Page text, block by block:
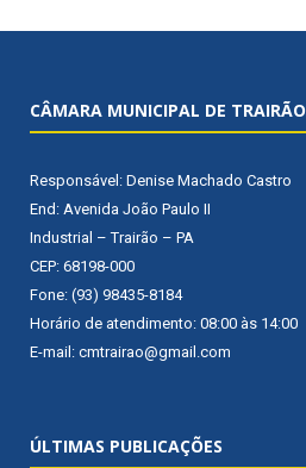
CÂMARA MUNICIPAL DE TRAIRÃO
Responsável: Denise Machado Castro
End: Avenida João Paulo II
Industrial – Trairão – PA
CEP: 68198-000
Fone: (93) 98435-8184
Horário de atendimento: 08:00 às 14:00
E-mail: cmtrairao@gmail.com
ÚLTIMAS PUBLICAÇÕES